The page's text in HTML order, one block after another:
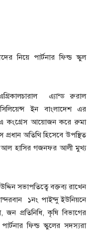
নিয়ে পার্টনার ফিল্ড স্কুল
এ্যান্ড রুরাল
ইন বাংলাদেশ এর
এ কংগ্রেস আয়োজন করে রুমা
অতিথি হিসেবে উপস্থিত
আল হাসির গজনফর আলী মুখ্য
সভাপতিত্বে বক্তব্য রাখেন
১নং পাইন্দু ইউনিয়নে
জন প্রতিনিধি, কৃষি বিভাগের
ফিল্ড স্কুলের সদস্যরা